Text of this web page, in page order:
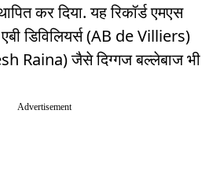
कर दिया. यह रिकॉर्ड एमएस
डिविलियर्स (AB de Villiers)
Raina) जैसे दिग्गज बल्लेबाज भी
Advertisement